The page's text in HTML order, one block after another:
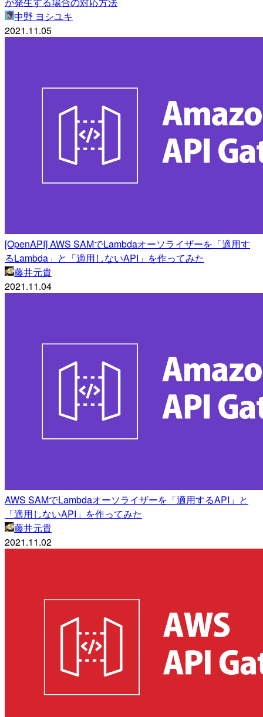
中野 ヨシユキ
2021.11.05
[OpenAPI] AWS SAMでLambdaオーソライザーを「適用す
るLambda」と「適用しないAPI」を作ってみた
藤井元貴
2021.11.04
AWS SAMでLambdaオーソライザーを「適用するAPI」と
「適用しないAPI」を作ってみた
藤井元貴
2021.11.02